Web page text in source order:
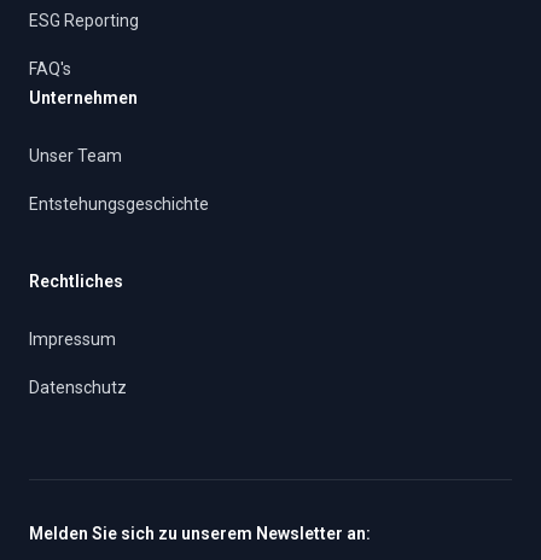
ESG Reporting
FAQ's
Unternehmen
Unser Team
Entstehungsgeschichte
Rechtliches
Impressum
Datenschutz
Melden Sie sich zu unserem Newsletter an: